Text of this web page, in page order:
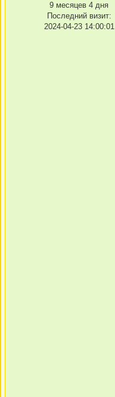
9 месяцев 4 дня
Последний визит:
2024-04-23 14:00:01